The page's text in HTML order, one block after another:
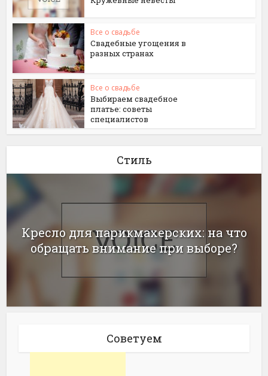
Все о свадьбе
Свадебные угощения в
разных странах
Все о свадьбе
Выбираем свадебное
платье: советы
специалистов
Стиль
Кресло для парикмахерских: на что
обращать внимание при выборе?
Советуем